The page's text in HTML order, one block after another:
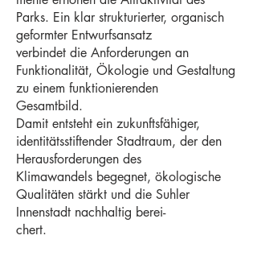
Parks. Ein klar strukturierter, organisch
geformter Entwurfsansatz
verbindet die Anforderungen an
Funktionalität, Ökologie und Gestaltung
zu einem funktionierenden
Gesamtbild.
Damit entsteht ein zukunftsfähiger,
identitätsstiftender Stadtraum, der den
Herausforderungen des
Klimawandels begegnet, ökologische
Qualitäten stärkt und die Suhler
Innenstadt nachhaltig berei-
chert.